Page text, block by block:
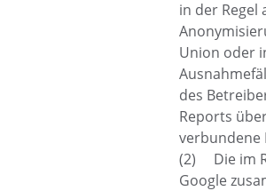
in der Regel
Union oder
des
Reports
verbundene
(2) Die im
Google